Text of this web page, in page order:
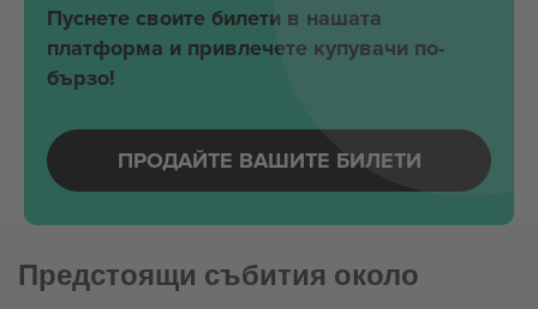
Пуснете своите билети в нашата
платформа и привлечете купувачи по-
бързо!
ПРОДАЙТЕ ВАШИТЕ БИЛЕТИ
Предстоящи събития около